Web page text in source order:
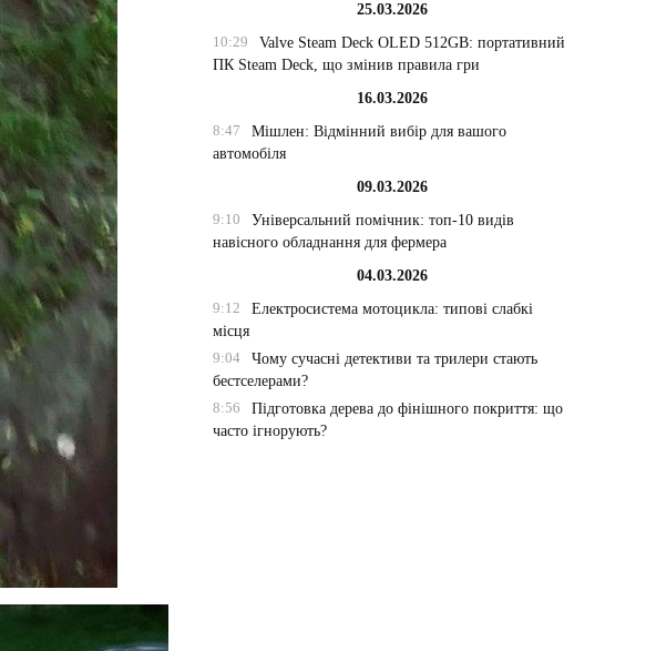
25.03.2026
10:29
Valve Steam Deck OLED 512GB: портативний
ПК Steam Deck, що змінив правила гри
16.03.2026
8:47
Мішлен: Відмінний вибір для вашого
автомобіля
09.03.2026
9:10
Універсальний помічник: топ-10 видів
навісного обладнання для фермера
04.03.2026
9:12
Електросистема мотоцикла: типові слабкі
місця
9:04
Чому сучасні детективи та трилери стають
бестселерами?
8:56
Підготовка дерева до фінішного покриття: що
часто ігнорують?